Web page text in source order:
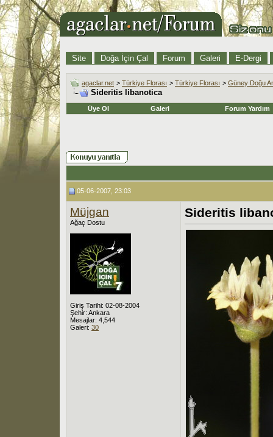
Site Doğa İçin Çal Forum Galeri E-Dergi
agaclar.net > Türkiye Florası > Türkiye Florası > Güney Doğu
Sideritis libanotica
Üye Ol Galeri Forum Yardım
05-06-2007, 23:03
Müjgan
Ağaç Dostu
Giriş Tarihi: 02-08-2004
Şehir: Ankara
Mesajlar: 4,544
Galeri: 30
Sideritis